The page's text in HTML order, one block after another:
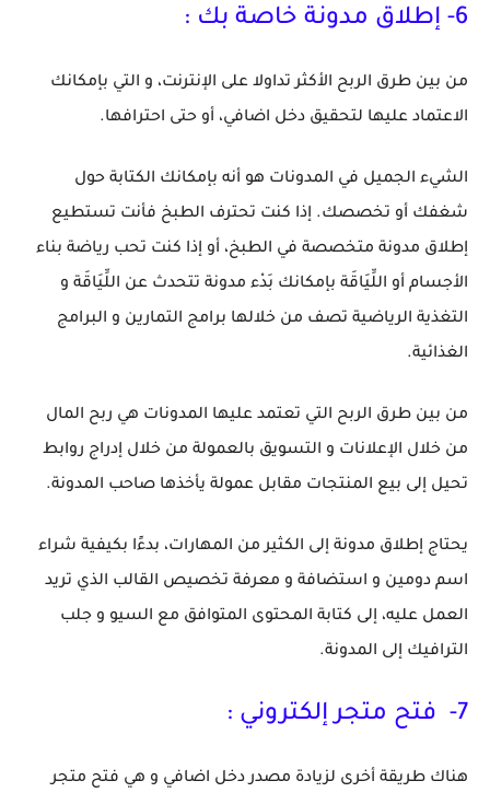
6- إطلاق مدونة خاصة بك :
من بين طرق الربح الأكثر تداولا على الإنترنت، و التي بإمكانك
الاعتماد عليها لتحقيق دخل اضافي، أو حتى احترافها.
الشيء الجميل في المدونات هو أنه بإمكانك الكتابة حول
شغفك أو تخصصك. إذا كنت تحترف الطبخ فأنت تستطيع
إطلاق مدونة متخصصة في الطبخ، أو إذا كنت تحب رياضة بناء
الأجسام أو اللِّيَاقَة بإمكانك بَدْء مدونة تتحدث عن اللِّيَاقَة و
التغذية الرياضية تصف من خلالها برامج التمارين و البرامج
الغذائية.
من بين طرق الربح التي تعتمد عليها المدونات هي ربح المال
من خلال الإعلانات و التسويق بالعمولة من خلال إدراج روابط
تحيل إلى بيع المنتجات مقابل عمولة يأخذها صاحب المدونة.
يحتاج إطلاق مدونة إلى الكثير من المهارات، بدءًا بكيفية شراء
اسم دومين و استضافة و معرفة تخصيص القالب الذي تريد
العمل عليه، إلى كتابة المحتوى المتوافق مع السيو و جلب
الترافيك إلى المدونة.
7- فتح متجر إلكتروني :
هناك طريقة أخرى لزيادة مصدر دخل اضافي و هي فتح متجر